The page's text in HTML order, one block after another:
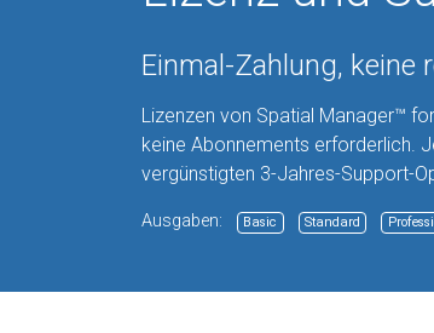
Einmal-Zahlung, keine
Lizenzen von Spatial Manager™
keine Abonnements erforderlich.
vergünstigten 3-Jahres-Support-
Ausgaben: Basic Standard